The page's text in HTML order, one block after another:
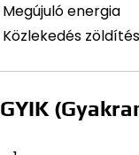
Megújuló energia
Közlekedés
GYIK